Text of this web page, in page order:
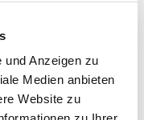
und Anzeigen zu
Medien anbieten
Website zu
Neckarsteinach
suche
Einfamilienhaus
Immobilienkauf